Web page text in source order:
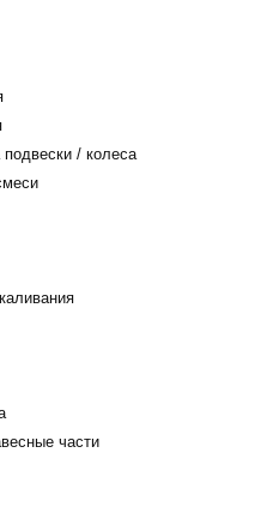
/ колеса
части